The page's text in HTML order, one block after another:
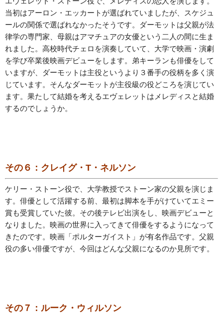
当初はアーロン・エッカートが選ばれていましたが、スケジュ
ールの関係で選ばれなかったそうです。ダーモットは父親が法
律学の専門家、母親はアマチュアの女優という二人の間に生ま
れました。高校時代チェロを演奏していて、大学で映画・演劇
を学び卒業後映画デビューをします。弟キーランも俳優をして
いますが、ダーモットは主役というより３番手の役柄を多く演
じています。そんなダーモットが主役級の役どころを演じてい
ます。果たして結婚を考えるエヴェレットはメレディスと結婚
するのでしょうか。
その６：クレイグ・T・ネルソン
ケリー・ストーン役で、大学教授でストーン家の父親を演じま
す。俳優として活躍する前、最初は脚本を手がけていてエミー
賞も受賞していた彼。その後テレビ出演をし、映画デビューと
なりました。映画の世界に入ってきて俳優をするようになって
きたのです。映画「ポルターガイスト」が有名作品です。父親
役の多い俳優ですが、今回はどんな父親になるのか見所です。
その７：ルーク・ウィルソン